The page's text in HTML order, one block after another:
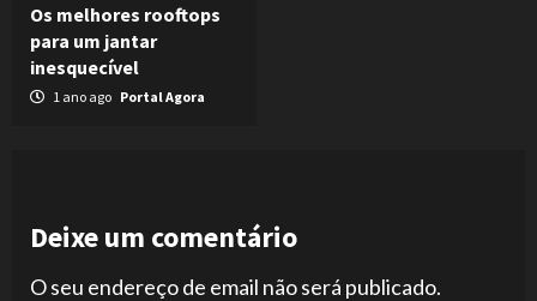
Os melhores rooftops
para um jantar
inesquecível
1 ano ago Portal Agora
Deixe um comentário
O seu endereço de email não será publicado.